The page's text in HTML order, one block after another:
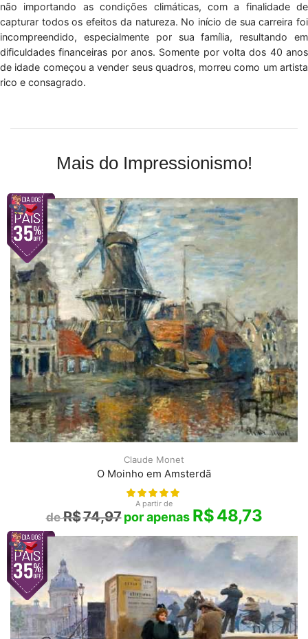
não importando as condições climáticas, com a finalidade de
capturar todos os efeitos da natureza. No início de sua carreira foi
incompreendido, especialmente por sua família, resultando em
dificuldades financeiras por anos. Somente por volta dos 40 anos
de idade começou a vender seus quadros, morreu como um artista
rico e consagrado.
Mais do Impressionismo!
Claude Monet
O Moinho em Amsterdã
A partir de
R$74,97 R$48,73